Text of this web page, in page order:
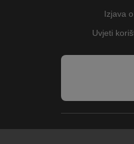
Izjava
Uvjeti